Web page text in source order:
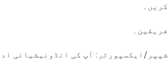
کریں۔
فریقین۔
شپپر/ایکسپورٹر: آپ کی انڈونیشیائی